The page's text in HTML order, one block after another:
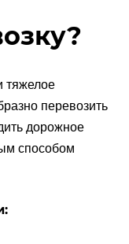
тяжелое
перевозить
дорожное
способом